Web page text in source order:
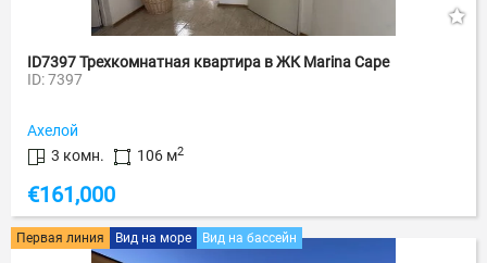
ID7397 Трехкомнатная квартира в ЖК Marina Cape
ID: 7397
Ахелой
3 комн.
106 м2
€161,000
Первая линия Вид на море Вид на бассейн